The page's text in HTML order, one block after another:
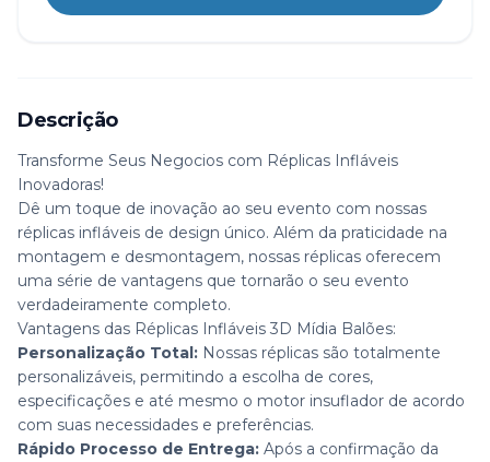
Descrição
Transforme Seus Negocios com Réplicas Infláveis
Inovadoras!
Dê um toque de inovação ao seu evento com nossas
réplicas infláveis de design único. Além da praticidade na
montagem e desmontagem, nossas réplicas oferecem
uma série de vantagens que tornarão o seu evento
verdadeiramente completo.
Vantagens das Réplicas Infláveis 3D Mídia Balões:
Personalização Total: Nossas réplicas são totalmente
personalizáveis, permitindo a escolha de cores,
especificações e até mesmo o motor insuflador de acordo
com suas necessidades e preferências.
Rápido Processo de Entrega: Após a confirmação da